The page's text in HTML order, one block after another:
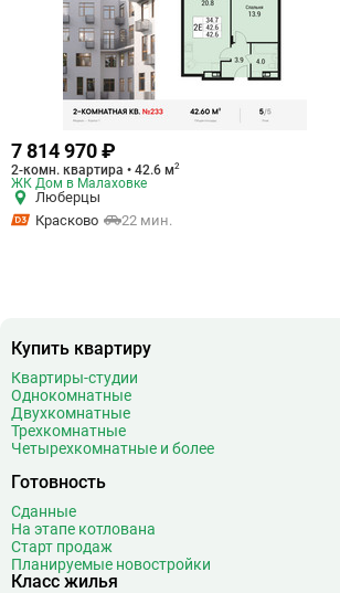
7 814 970 ₽
2-комн. квартира • 42.6 м2
ЖК Дом в Малаховке
Люберцы
Красково
22 мин.
Купить квартиру
Квартиры-студии
Однокомнатные
Двухкомнатные
Трехкомнатные
Четырехкомнатные и более
Готовность
Сданные
На этапе котлована
Старт продаж
Планируемые новостройки
Класс жилья